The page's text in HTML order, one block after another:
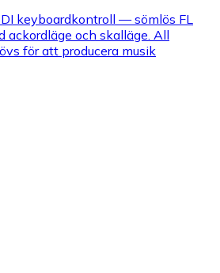
keyboardkontroll — sömlös FL
ackordläge och skalläge. All
för att producera musik